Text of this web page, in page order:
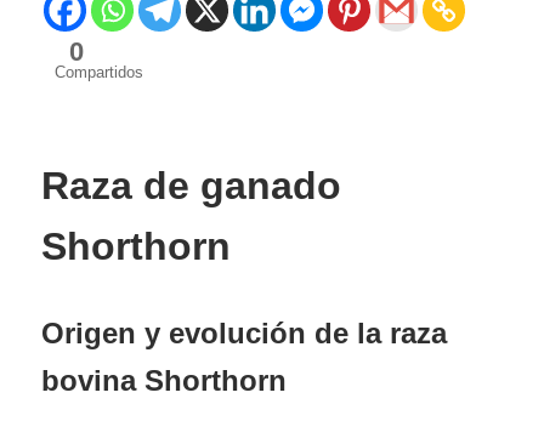
0
Compartidos
Raza de ganado
Shorthorn
Origen y evolución de la raza
bovina Shorthorn